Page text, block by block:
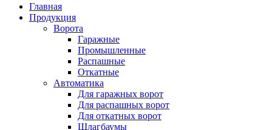
Главная
Продукция
Ворота
Гаражные
Промышленные
Распашные
Откатные
Автоматика
Для гаражных ворот
Для распашных ворот
Для откатных ворот
Шлагбаумы